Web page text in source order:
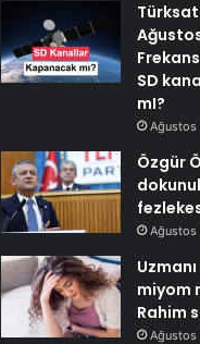
Türksat
SD
mI?
Ağustos
Özgür
Ağustos
miyom
Rahim
Ağustos